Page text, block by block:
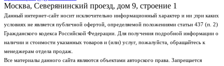
Москва, Северянинский проезд, дом 9, строение 1
Данный интернет-сайт носит исключительно информационный характер и ни ;при каких
условиях не является публичной офертой, определяемой положениями статьи 437 (п. 2)
Гражданского кодекса Российской Федерации. Для получения подробной информации о
наличии и стоимости указанных товаров и (или) услуг, пожалуйста, обращайтесь к
менеджерам отдела продаж.
Все материалы данного сайта являются объектами авторского права. Запрещается